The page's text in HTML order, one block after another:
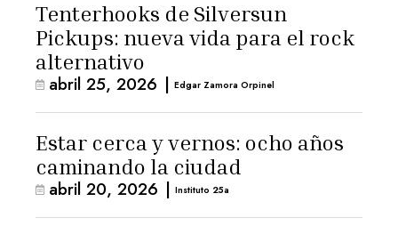
Tenterhooks de Silversun
Pickups: nueva vida para el rock
alternativo
abril 25, 2026 | Edgar Zamora Orpinel
Estar cerca y vernos: ocho años
caminando la ciudad
abril 20, 2026 | Instituto 25a